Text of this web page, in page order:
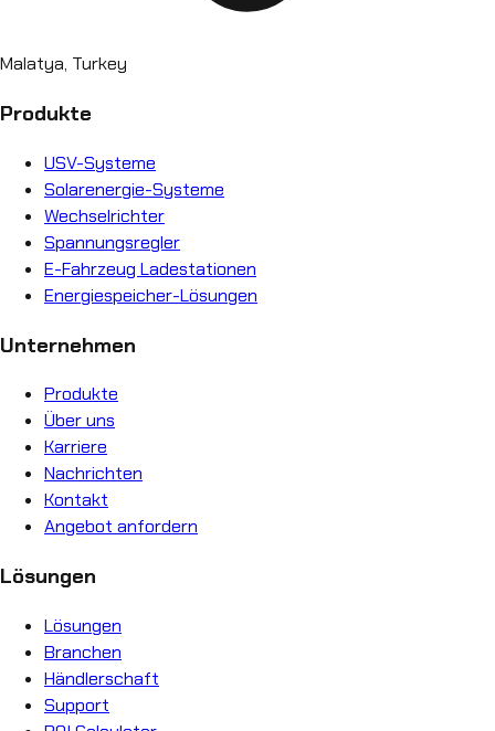
Malatya, Turkey
Produkte
USV-Systeme
Solarenergie-Systeme
Wechselrichter
Spannungsregler
E-Fahrzeug Ladestationen
Energiespeicher-Lösungen
Unternehmen
Produkte
Über uns
Karriere
Nachrichten
Kontakt
Angebot anfordern
Lösungen
Lösungen
Branchen
Händlerschaft
Support